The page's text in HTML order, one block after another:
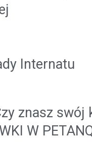
Internatu
znasz swój
W